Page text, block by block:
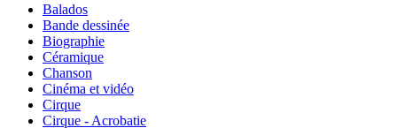
Balados
Bande dessinée
Biographie
Céramique
Chanson
Cinéma et vidéo
Cirque
Cirque - Acrobatie